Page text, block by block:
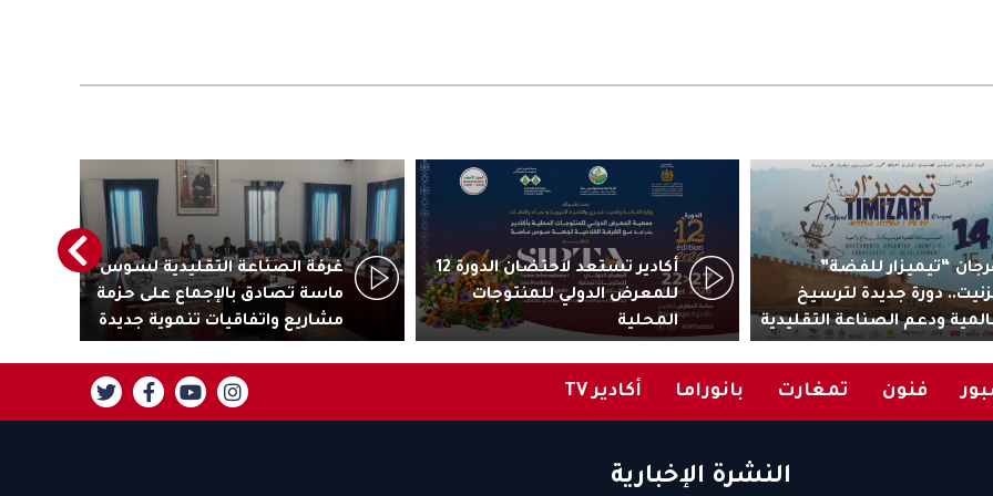
“تيميزار للفضة”
دورة جديدة لترسيخ
ودعم الصناعة التقليدية
أكادير تستعد لاحتضان الدورة 12
للمعرض الدولي للمنتوجات
المحلية
غرفة الصناعة التقليدية لسوس
ماسة تصادق بالإجماع على حزمة
مشاريع واتفاقيات تنموية جديدة
فنون تمغارت بانوراما أكادير TV
النشرة الإخبارية